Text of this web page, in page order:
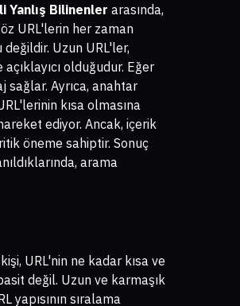
Yanlış Bilinenler arasında,
URL'lerin her zaman
Uzun URL'ler,
olduğudur. Eğer
sağlar. Ayrıca, anahtar
kısa olmasına
ediyor. Ancak, içerik
öneme sahiptir. Sonuç
arama
URL'nin ne kadar kısa ve
değil. Uzun ve karmaşık
yapısının sıralama